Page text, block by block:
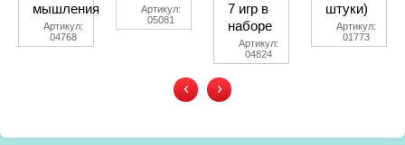
мышления
Артикул:
04768
Артикул:
05081
7 игр в
наборе
Артикул:
04824
штуки)
Артикул:
01773
‹ ›